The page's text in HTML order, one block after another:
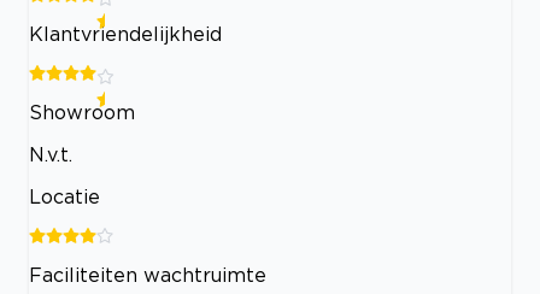
Klantvriendelijkheid
Showroom
N.v.t.
Locatie
Faciliteiten wachtruimte